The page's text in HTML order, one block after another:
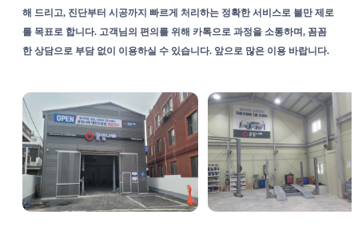
해 드리고, 진단부터 시공까지 빠르게 처리하는 정확한 서비스로 불만 제로
를 목표로 합니다. 고객님의 편의를 위해 카톡으로 과정을 소통하며, 꼼꼼
한 상담으로 부담 없이 이용하실 수 있습니다. 앞으로 많은 이용 바랍니다.